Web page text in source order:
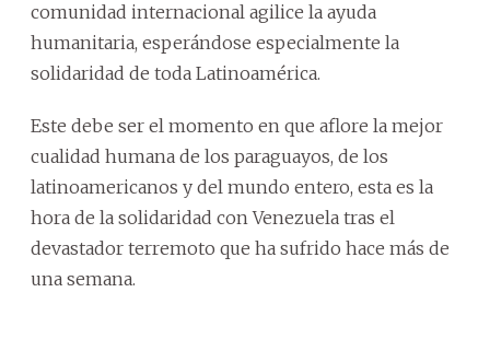
comunidad internacional agilice la ayuda
humanitaria, esperándose especialmente la
solidaridad de toda Latinoamérica.
Este debe ser el momento en que aflore la mejor
cualidad humana de los paraguayos, de los
latinoamericanos y del mundo entero, esta es la
hora de la solidaridad con Venezuela tras el
devastador terremoto que ha sufrido hace más de
una semana.